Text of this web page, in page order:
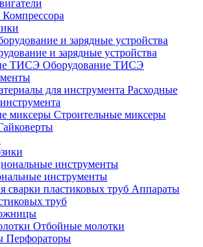
Компрессора
и зарядные устройства
Оборудование ТИСЭ
Расходные
Строительные миксеры
инструменты
Аппараты
труб
Отбойные молотки
Перфораторы